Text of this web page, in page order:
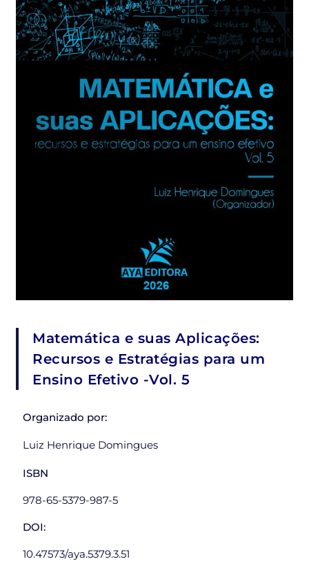
Matemática e suas Aplicações:
Recursos e Estratégias para um
Ensino Efetivo -Vol. 5
Organizado por:
Luiz Henrique Domingues
ISBN
978-65-5379-987-5
DOI:
10.47573/aya.5379.3.51